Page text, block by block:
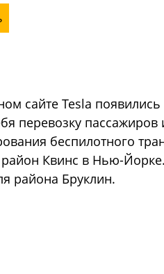
сайте Tesla
перевозку
беспилотного
район Квинс в Нью-
района Бруклин.